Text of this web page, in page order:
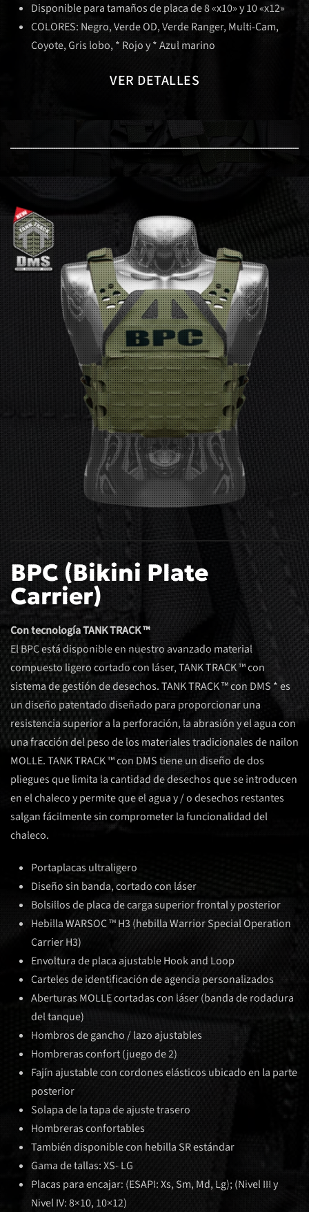
Disponible para tamaños de placa de 8 «x10» y 10 «x12»
COLORES: Negro, Verde OD, Verde Ranger, Multi-Cam,
Coyote, Gris lobo, * Rojo y * Azul marino
VER DETALLES
BPC (Bikini Plate
Carrier)
Con tecnología TANK TRACK ™
El BPC está disponible en nuestro avanzado material
compuesto ligero cortado con láser, TANK TRACK ™ con
sistema de gestión de desechos. TANK TRACK ™ con DMS * es
un diseño patentado diseñado para proporcionar una
resistencia superior a la perforación, la abrasión y el agua con
una fracción del peso de los materiales tradicionales de nailon
MOLLE. TANK TRACK ™ con DMS tiene un diseño de dos
pliegues que limita la cantidad de desechos que se introducen
en el chaleco y permite que el agua y / o desechos restantes
salgan fácilmente sin comprometer la funcionalidad del
chaleco.
Portaplacas ultraligero
Diseño sin banda, cortado con láser
Bolsillos de placa de carga superior frontal y posterior
Hebilla WARSOC ™ H3 (hebilla Warrior Special Operation
Carrier H3)
Envoltura de placa ajustable Hook and Loop
Carteles de identificación de agencia personalizados
Aberturas MOLLE cortadas con láser (banda de rodadura
del tanque)
Hombros de gancho / lazo ajustables
Hombreras confort (juego de 2)
Fajín ajustable con cordones elásticos ubicado en la parte
posterior
Solapa de la tapa de ajuste trasero
Hombreras confortables
También disponible con hebilla SR estándar
Gama de tallas: XS- LG
Placas para encajar: (ESAPI: Xs, Sm, Md, Lg); (Nivel III y
Nivel IV: 8×10, 10×12)